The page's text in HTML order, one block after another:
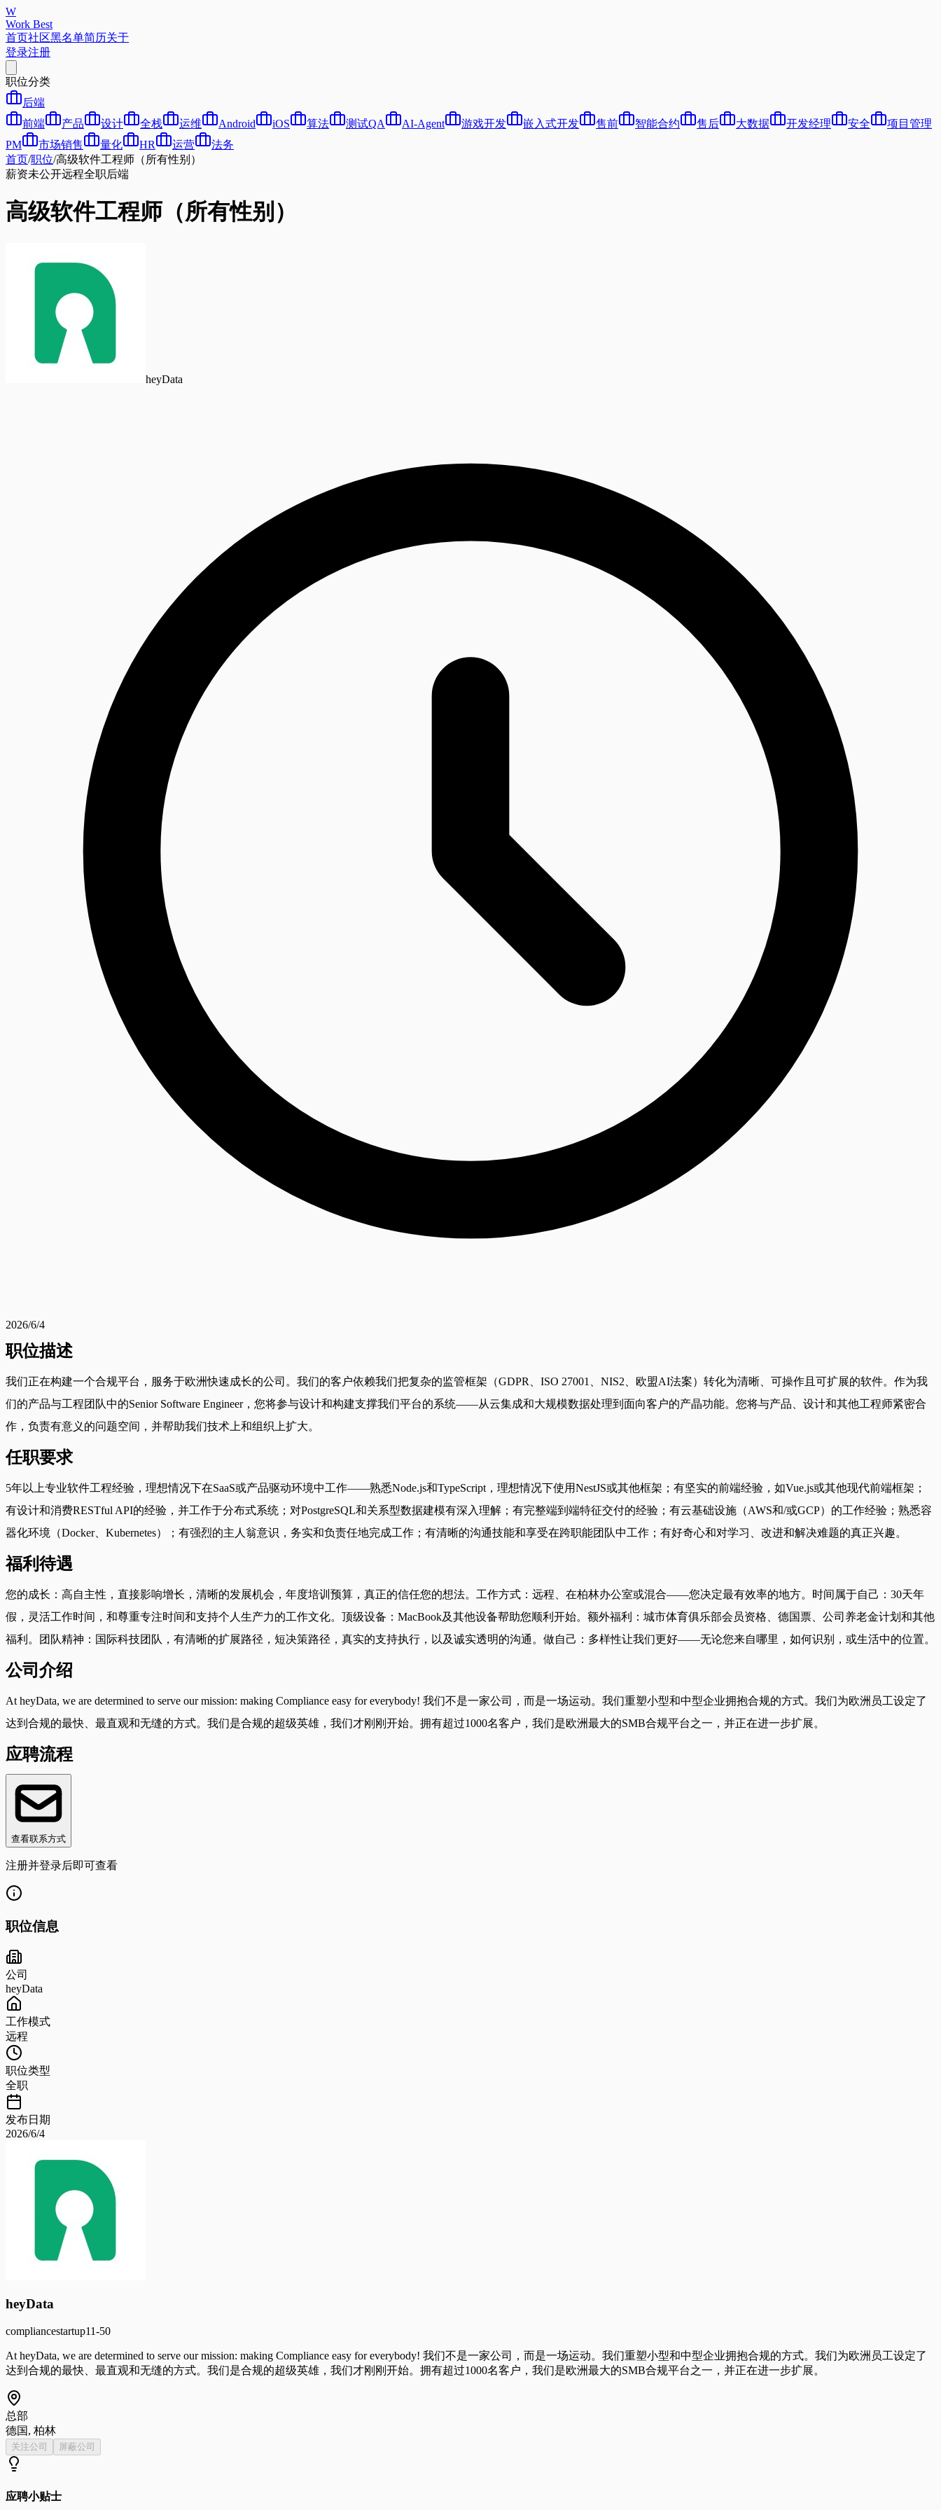
W
Work Best
首页社区黑名单简历关于
登录注册
职位分类
后端
前端
产品 设计 全栈 运维 Android iOS 算法 测试QA AI-Agent 游戏开发 嵌入式开发 售前 智能合约 售后 大数据 开发经理 安全
项目管理
PM
市场销售 量化 HR 运营
法务
首页/职位/高级软件工程师（所有性别）
薪资未公开远程全职后端
高级软件工程师（所有性别）
heyData
2026/6/4
职位描述
我们正在构建一个合规平台，服务于欧洲快速成长的公司。我们的客户依赖我们把复杂的监管框架（GDPR、ISO 27001、NIS2、欧盟AI法案）转化为清晰、可操作且可扩展的软件。作为我
们的产品与工程团队中的Senior Software Engineer，您将参与设计和构建支撑我们平台的系统——从云集成和大规模数据处理到面向客户的产晶功能。您将与产品、设计和其他工程师紧密合
作，负责有意义的问题空间，并帮助我们技术上和组织上扩大。
任职要求
5年以上专业软件工程经验，理想情况下在SaaS或产品驱动环境中工作——熟悉Node.js和TypeScript，理想情况下使用NestJS或其他框架；有坚实的前端经验，如Vue.js或其他现代前端框架；
有设计和消费RESTful API的经验，并工作于分布式系统；对PostgreSQL和关系型数据建模有深入理解；有完整端到端特征交付的经验；有云基础设施（AWS和/或GCP）的工作经验；熟悉容
器化环境（Docker、Kubernetes）；有强烈的主人翁意识，务实和负责任地完成工作；有清晰的沟通技能和享受在跨职能团队中工作；有好奇心和对学习、改进和解决难题的真正兴趣。
福利待遇
您的成长：高自主性，直接影响增长，清晰的发展机会，年度培训预算，真正的信任您的想法。工作方式：远程、在柏林办公室或混合——您决定最有效率的地方。时间属于自己：30天年
假，灵活工作时间，和尊重专注时间和支持个人生产力的工作文化。顶级设备：MacBook及其他设备帮助您顺利开始。额外福利：城市体育俱乐部会员资格、德国票、公司养老金计划和其他
福利。团队精神：国际科技团队，有清晰的扩展路径，短决策路径，真实的支持执行，以及诚实透明的沟通。做自己：多样性让我们更好——无论您来自哪里，如何识别，或生活中的位置。
公司介绍
At heyData, we are determined to serve our mission: making Compliance easy for everybody! 我们不是一家公司，而是一场运动。我们重塑小型和中型企业拥抱合规的方式。我们为欧洲员工设定了
达到合规的最快、最直观和无缝的方式。我们是合规的超级英雄，我们才刚刚开始。拥有超过1000名客户，我们是欧洲最大的SMB合规平台之一，并正在进一步扩展。
应聘流程
查看联系方式
注册并登录后即可查看
职位信息
公司
heyData
工作模式
远程
职位类型
全职
发布日期
2026/6/4
heyData
compliancestartup11-50
At heyData, we are determined to serve our mission: making Compliance easy for everybody! 我们不是一家公司，而是一场运动。我们重塑小型和中型企业拥抱合规的方式。我们为欧洲员工设定了
达到合规的最快、最直观和无缝的方式。我们是合规的超级英雄，我们才刚刚开始。拥有超过1000名客户，我们是欧洲最大的SMB合规平台之一，并正在进一步扩展。
总部
德国, 柏林
关注公司 屏蔽公司
应聘小贴士